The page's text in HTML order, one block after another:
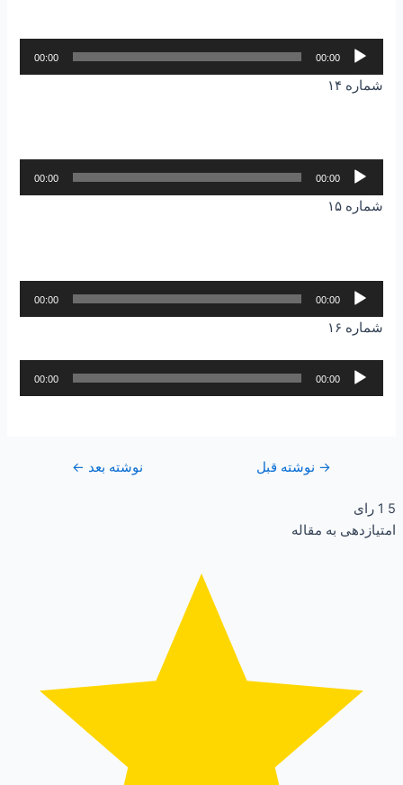
پخش‌کننده
00:00
00:00
شماره ۱۴
پخش‌کننده
00:00
00:00
شماره ۱۵
پخش‌کننده
00:00
00:00
شماره ۱۶
پخش‌کننده
00:00
00:00
→ نوشته قبل نوشته بعد ←
5
1 رای
امتیازدهی به مقاله